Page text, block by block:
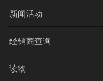
新闻活动
经销商查询
读物